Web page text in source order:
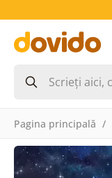
Pagina principală